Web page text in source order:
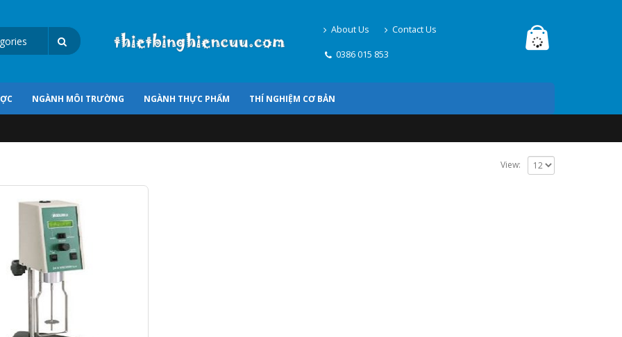
About Us Contact Us
0386 015 853
NGÀNH MÔI TRƯỜNG NGÀNH THỰC PHẨM THÍ NGHIỆM CƠ BẢN
View: